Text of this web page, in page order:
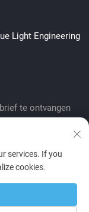
Light Engineering
te ontvangen
services. If you
cookies.